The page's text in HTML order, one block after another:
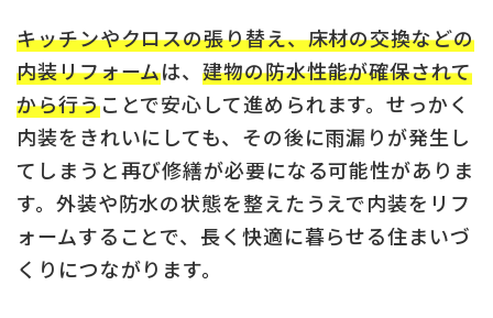
キッチンやクロスの張り替え、床材の交換などの
内装リフォームは、建物の防水性能が確保されて
から行うことで安心して進められます。せっかく
内装をきれいにしても、その後に雨漏りが発生し
てしまうと再び修繕が必要になる可能性がありま
す。外装や防水の状態を整えたうえで内装をリフ
ォームすることで、長く快適に暮らせる住まいづ
くりにつながります。